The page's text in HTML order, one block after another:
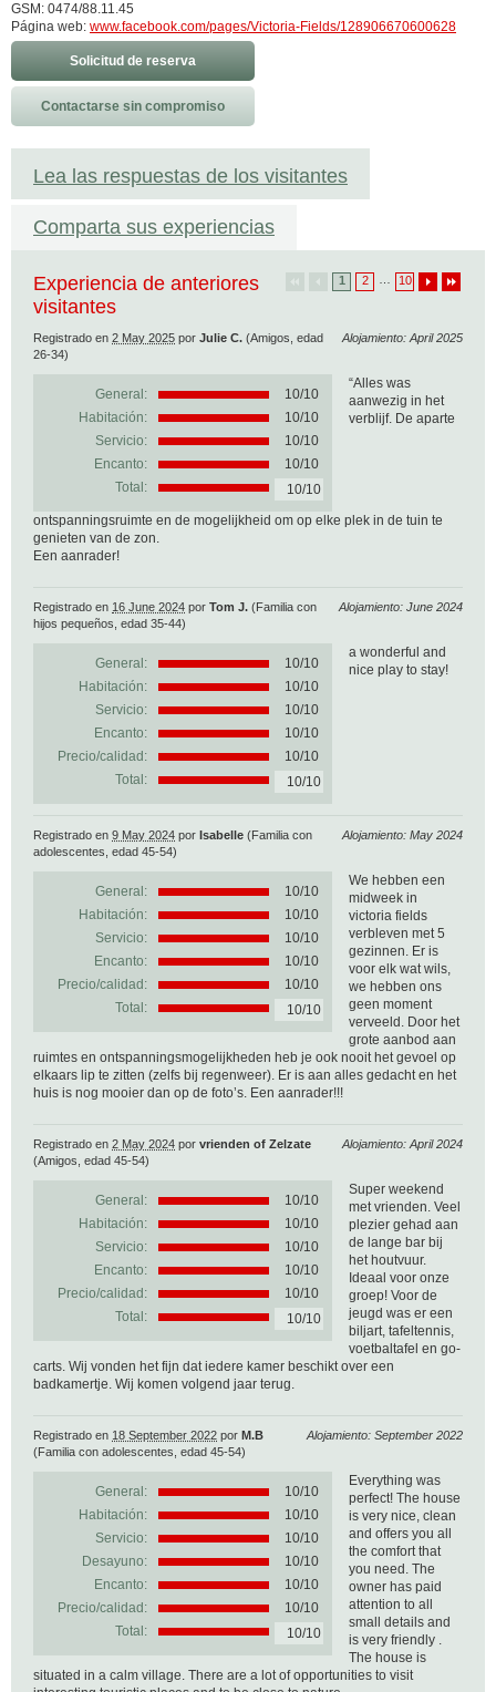
GSM: 0474/88.11.45
Página web: www.facebook.com/pages/Victoria-Fields/128906670600628
Solicitud de reserva
Contactarse sin compromiso
Lea las respuestas de los visitantes
Comparta sus experiencias
1 2 10
Experiencia de anteriores
visitantes
Alojamiento: April 2025
Registrado en 2 May 2025 por Julie C. (Amigos, edad
26-34)
General: 10/10
Habitación:
10/10
Servicio:
10/10
Encanto:
10/10
Total:
10/10
“Alles was
aanwezig in het
verblijf. De aparte
ontspanningsruimte en de mogelijkheid om op elke plek in de tuin te
genieten van de zon.
Een aanrader!
Alojamiento: June 2024
Registrado en 16 June 2024 por Tom J. (Familia con
hijos pequeños, edad 35-44)
General: 10/10
Habitación:
10/10
Servicio:
10/10
Encanto:
10/10
Precio/calidad:
10/10
Total:
10/10
a wonderful and
nice play to stay!
Alojamiento: May 2024
Registrado en 9 May 2024 por Isabelle (Familia con
adolescentes, edad 45-54)
General: 10/10
Habitación:
10/10
Servicio:
10/10
Encanto:
10/10
Precio/calidad:
10/10
Total:
10/10
We hebben een
midweek in
victoria fields
verbleven met 5
gezinnen. Er is
voor elk wat wils,
we hebben ons
geen moment
verveeld. Door het
grote aanbod aan
ruimtes en ontspanningsmogelijkheden heb je ook nooit het gevoel op
elkaars lip te zitten (zelfs bij regenweer). Er is aan alles gedacht en het
huis is nog mooier dan op de foto’s. Een aanrader!!!
Alojamiento: April 2024
Registrado en 2 May 2024 por vrienden of Zelzate
(Amigos, edad 45-54)
General: 10/10
Habitación:
10/10
Servicio:
10/10
Encanto:
10/10
Precio/calidad:
10/10
Total:
10/10
Super weekend
met vrienden. Veel
plezier gehad aan
de lange bar bij
het houtvuur.
Ideaal voor onze
groep! Voor de
jeugd was er een
biljart, tafeltennis,
voetbaltafel en go-
carts. Wij vonden het fijn dat iedere kamer beschikt over een
badkamertje. Wij komen volgend jaar terug.
Alojamiento: September 2022
Registrado en 18 September 2022 por M.B
(Familia con adolescentes, edad 45-54)
General: 10/10
Habitación:
10/10
Servicio:
10/10
Desayuno:
10/10
Encanto:
10/10
Precio/calidad:
10/10
Total:
10/10
Everything was
perfect! The house
is very nice, clean
and offers you all
the comfort that
you need. The
owner has paid
attention to all
small details and
is very friendly .
The house is
situated in a calm village. There are a lot of opportunities to visit